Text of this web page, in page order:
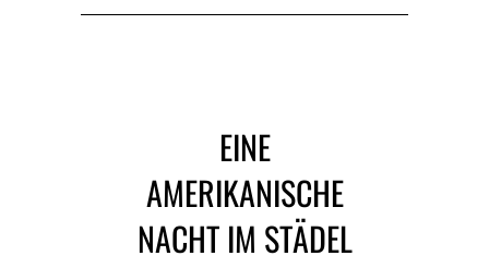
EINE
AMERIKANISCHE
NACHT IM STÄDEL